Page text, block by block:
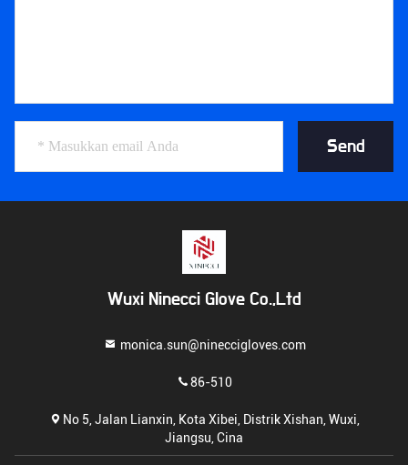
Send
Wuxi Ninecci Glove Co.,Ltd
monica.sun@nineccigloves.com
86-510
No 5, Jalan Lianxin, Kota Xibei, Distrik Xishan, Wuxi,
Jiangsu, Cina